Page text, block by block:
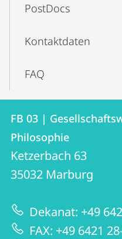
PostDocs
Kontaktdaten
FAQ
Kontakt
und
Informationen
zur
Website
FB
03
|
und
Philosophie
FB 03 |
Philosophie
Ketzerbach 63
35032 Marburg
Dekanat: +49
FAX: +49 6421